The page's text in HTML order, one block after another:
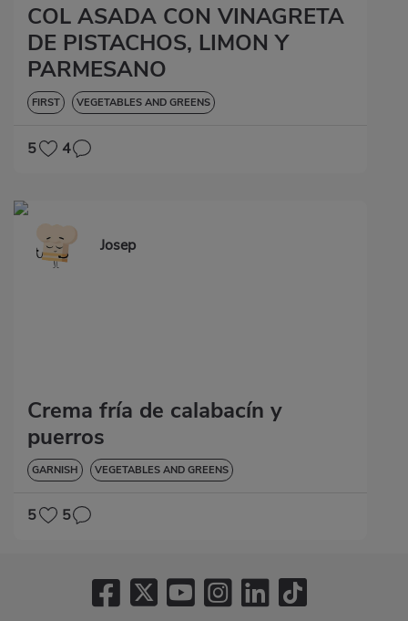
COL ASADA CON VINAGRETA
DE PISTACHOS, LIMON Y
PARMESANO
FIRST VEGETABLES AND GREENS
5 4
Josep
Crema fría de calabacín y
puerros
GARNISH VEGETABLES AND GREENS
5 5